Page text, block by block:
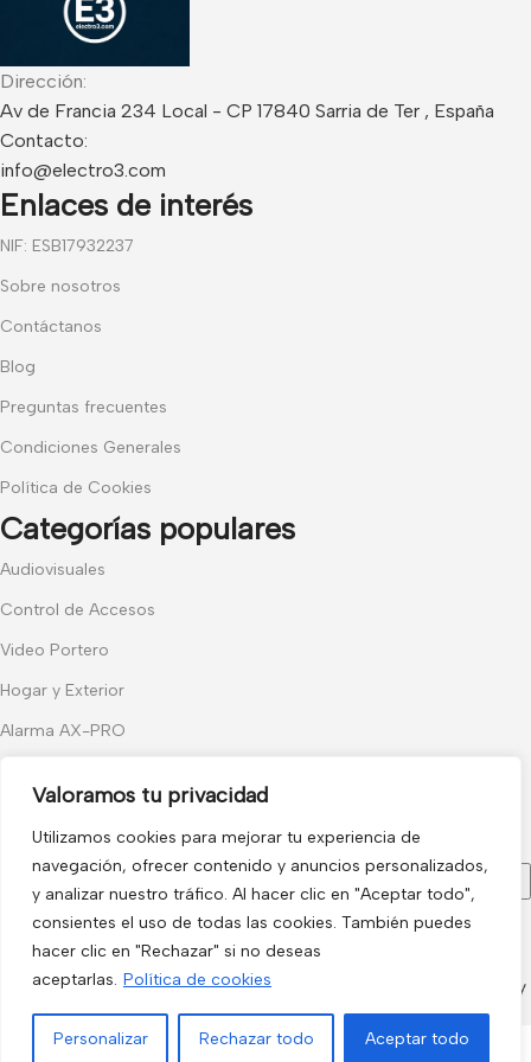
Valoramos tu privacidad
Utilizamos cookies para mejorar tu experiencia de
navegación, ofrecer contenido y anuncios personalizados,
y analizar nuestro tráfico. Al hacer clic en "Aceptar todo",
consientes el uso de todas las cookies. También puedes
hacer clic en "Rechazar" si no deseas
aceptarlas. Política de cookies
Personalizar Rechazar todo Aceptar todo
Dirección:
Av de Francia 234 Local - CP 17840 Sarria de Ter , España
Contacto:
info@electro3.com
Enlaces de interés
NIF: ESB17932237
Sobre nosotros
Contáctanos
Blog
Preguntas frecuentes
Condiciones Generales
Política de Cookies
Categorías populares
Audiovisuales
Control de Accesos
Video Portero
Hogar y Exterior
Alarma AX-PRO
Únete a nuestras novedades
Recibe las últimas novedades y promociones.
Usado de acuerdo con nuestraPolítica de privacidad
electro3 ©
2026.